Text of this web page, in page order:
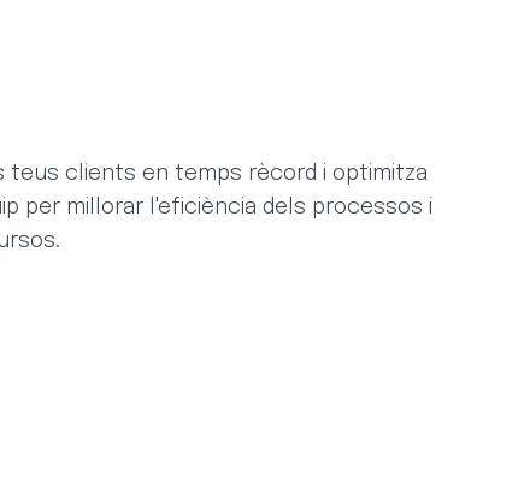
teus clients en temps rècord i optimitza
per millorar l'eficiència dels processos i